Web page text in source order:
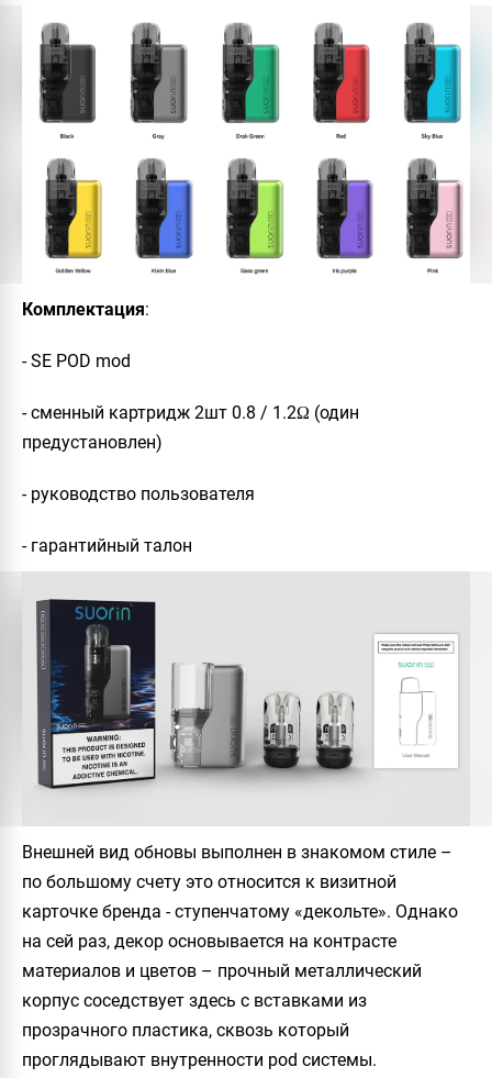
Комплектация:
- SE POD mod
- сменный картридж 2шт 0.8 / 1.2Ω (один
предустановлен)
- руководство пользователя
- гарантийный талон
Внешней вид обновы выполнен в знакомом стиле –
по большому счету это относится к визитной
карточке бренда - ступенчатому «декольте». Однако
на сей раз, декор основывается на контрасте
материалов и цветов – прочный металлический
корпус соседствует здесь с вставками из
прозрачного пластика, сквозь который
проглядывают внутренности pod системы.